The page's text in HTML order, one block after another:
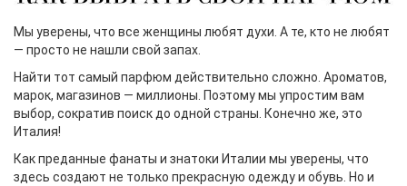
Мы уверены, что все женщины любят духи. А те, кто не любят
— просто не нашли свой запах.
Найти тот самый парфюм действительно сложно. Ароматов,
марок, магазинов — миллионы. Поэтому мы упростим вам
выбор, сократив поиск до одной страны. Конечно же, это
Италия!
Как преданные фанаты и знатоки Италии мы уверены, что
здесь создают не только прекрасную одежду и обувь. Но и